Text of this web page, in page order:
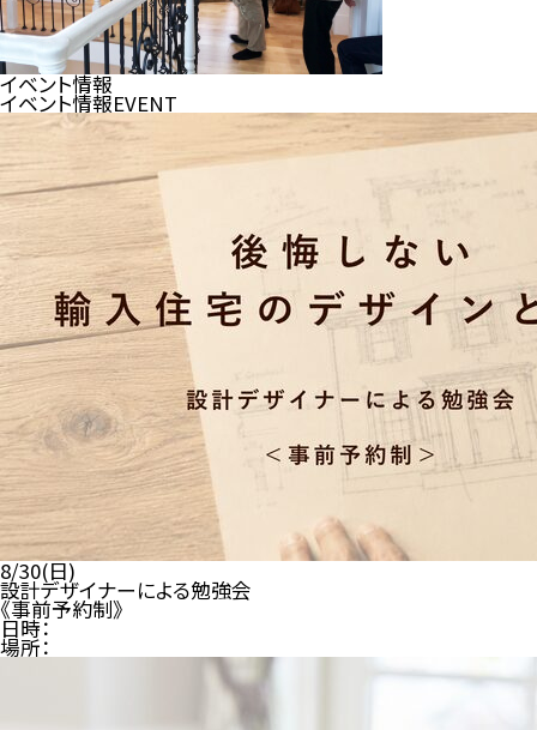
イベント情報
イベント情報EVENT
8/30(日)
設計デザイナーによる勉強会
《事前予約制》
日時：
場所：